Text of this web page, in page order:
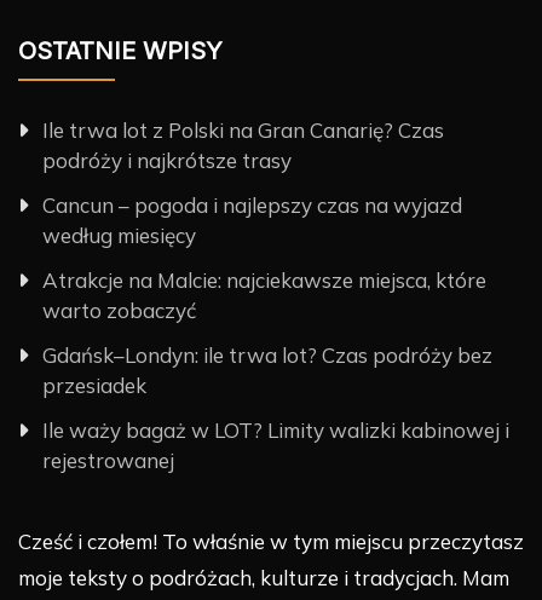
OSTATNIE WPISY
Ile trwa lot z Polski na Gran Canarię? Czas
podróży i najkrótsze trasy
Cancun – pogoda i najlepszy czas na wyjazd
według miesięcy
Atrakcje na Malcie: najciekawsze miejsca, które
warto zobaczyć
Gdańsk–Londyn: ile trwa lot? Czas podróży bez
przesiadek
Ile waży bagaż w LOT? Limity walizki kabinowej i
rejestrowanej
Cześć i czołem! To właśnie w tym miejscu przeczytasz
moje teksty o podróżach, kulturze i tradycjach. Mam